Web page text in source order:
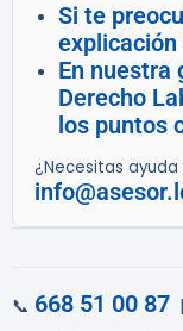
Si te
En nuestra
Derecho
los puntos
¿Necesitas
📞 668 51 00 87